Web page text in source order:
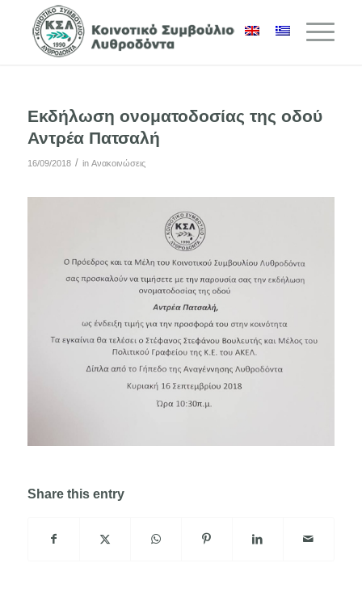
Εκδήλωση ονοματοδοσίας της οδού
Αντρέα Πατσαλή
16/09/2018 / in Ανακοινώσεις
Share this entry